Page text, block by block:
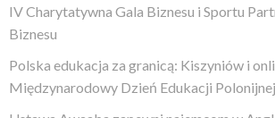
IV Charytatywna Gala Biznesu i Sportu
Biznesu
Polska edukacja za granicą: Kiszyniów i
Międzynarodowy Dzień Edukacji